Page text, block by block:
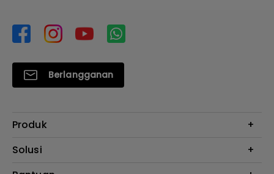
Berlangganan
Produk
Proyektor
Solusi
E-Sports